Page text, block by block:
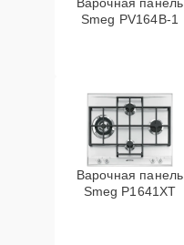
Smeg PV164B-1
Варочная панель
Smeg P1641XT